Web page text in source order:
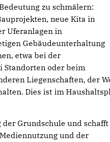
zu schmälern:
neue Kita in
Uferanlagen in
Gebäudeunterhaltung
etwa bei der
Standorten oder beim
Liegenschaften, der
Dies ist im
Grundschule und schafft
und der